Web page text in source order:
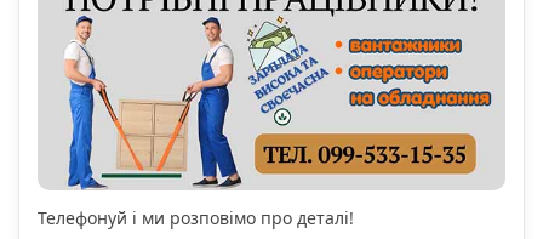
Телефонуй і ми розповімо про деталі!